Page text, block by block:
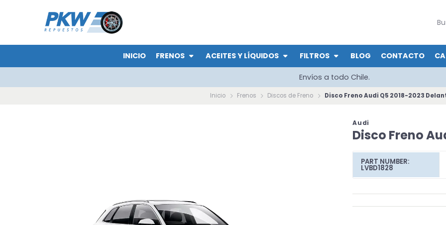
INICIO FRENOS ACEITES Y LÍQUIDOS FILTROS BLOG CONTACTO
Envíos a todo Chile.
Inicio Frenos Discos de Freno Disco Freno Audi Q5 2018-2023
Audi
Disco Freno
PART NUMBER:
LVBD1828